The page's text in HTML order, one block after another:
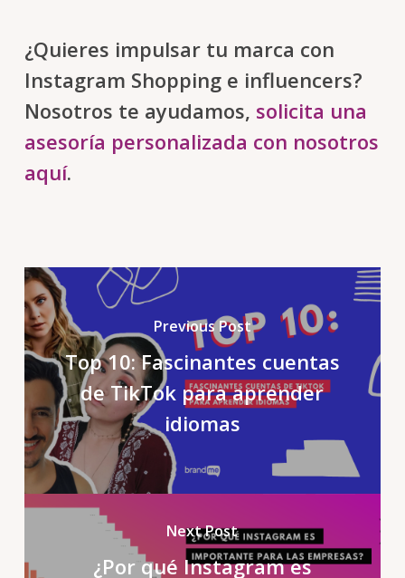
¿Quieres impulsar tu marca con
Instagram Shopping e influencers?
Nosotros te ayudamos, solicita una
asesoría personalizada con nosotros
aquí.
Previous Post
Top 10: Fascinantes cuentas
de TikTok para aprender
idiomas
Next Post
¿Por qué Instagram es